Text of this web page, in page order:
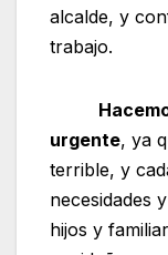
alcalde, y
trabajo.
Hacemos
urgente, ya
terrible, y
necesidades
hijos y